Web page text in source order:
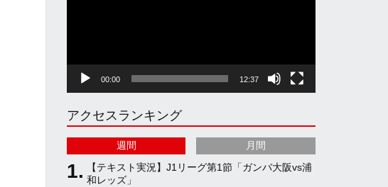
g
r
a
k b
e
C
00:00 12:37
アクセスランキング
週間 月間
【テキスト実況】J1リーグ第1節「ガンバ大阪vs浦
和レッズ」